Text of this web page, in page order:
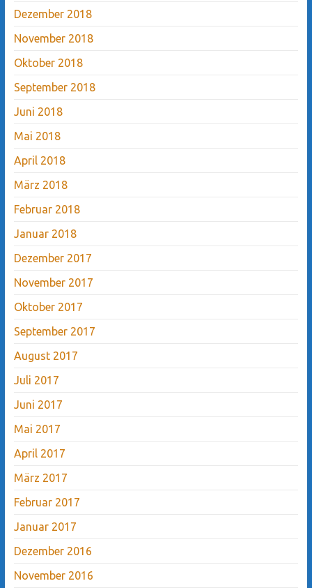
Dezember 2018
November 2018
Oktober 2018
September 2018
Juni 2018
Mai 2018
April 2018
März 2018
Februar 2018
Januar 2018
Dezember 2017
November 2017
Oktober 2017
September 2017
August 2017
Juli 2017
Juni 2017
Mai 2017
April 2017
März 2017
Februar 2017
Januar 2017
Dezember 2016
November 2016